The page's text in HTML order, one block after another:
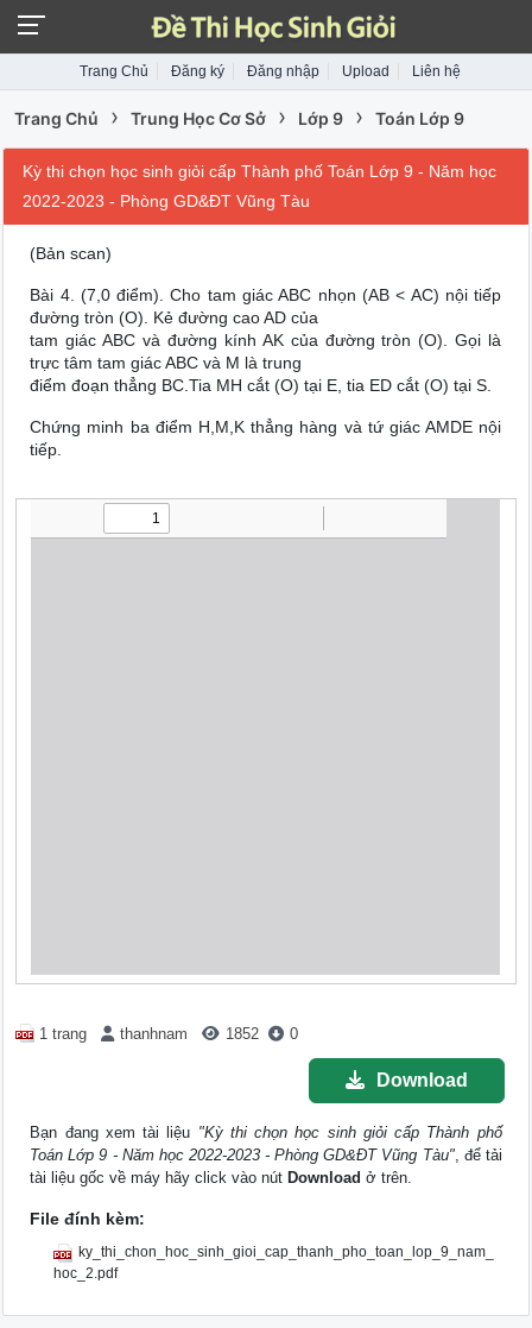
Trang Chủ Đăng ký Đăng nhập Upload Liên hệ
Trang Chủ › Trung Học Cơ Sở › Lớp 9 › Toán Lớp 9
Kỳ thi chọn học sinh giỏi cấp Thành phố Toán Lớp 9 - Năm học
2022-2023 - Phòng GD&ĐT Vũng Tàu
(Bản scan)
Bài 4. (7,0 điểm). Cho tam giác ABC nhọn (AB < AC) nội tiếp
đường tròn (O). Kẻ đường cao AD của
tam giác ABC và đường kính AK của đường tròn (O). Gọi là
trực tâm tam giác ABC và M là trung
điểm đoạn thẳng BC.Tia MH cắt (O) tại E, tia ED cắt (O) tại S.
Chứng minh ba điểm H,M,K thẳng hàng và tứ giác AMDE nội
tiếp.
1 trang thanhnam 1852 0
Download
Bạn đang xem tài liệu "Kỳ thi chọn học sinh giỏi cấp Thành phố
Toán Lớp 9 - Năm học 2022-2023 - Phòng GD&ĐT Vũng Tàu", để tải
tài liệu gốc về máy hãy click vào nút Download ở trên.
File đính kèm:
ky_thi_chon_hoc_sinh_gioi_cap_thanh_pho_toan_lop_9_nam_
hoc_2.pdf